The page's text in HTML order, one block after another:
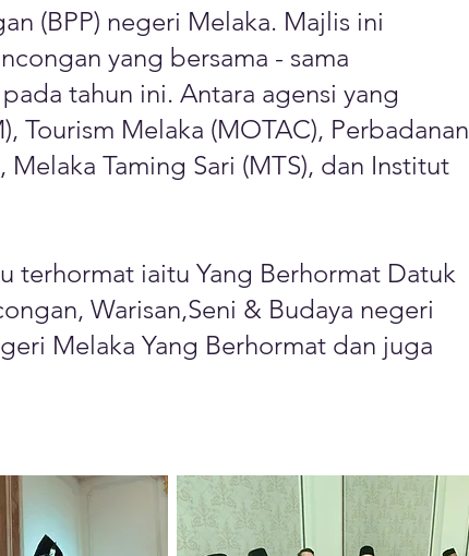
(BPP) negeri Melaka. Majlis ini
yang bersama - sama
tahun ini. Antara agensi yang
Tourism Melaka (MOTAC), Perbadanan
Taming Sari (MTS), dan Institut
terhormat iaitu Yang Berhormat Datuk
Warisan,Seni & Budaya negeri
Melaka Yang Berhormat dan juga